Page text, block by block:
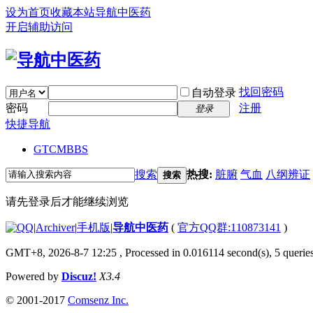
设为首页收藏本站导航中医药
开启辅助访问
自动登录 找回密码
密码
登录
注册
快捷导航
GTCMBBS
搜索 搜索 热搜: 脏腑 气血 八纲辨证
请先登录后才能继续浏览
|Archiver|手机版|导航中医药 ( 官方QQ群:110873141 )
GMT+8, 2026-8-7 12:25 , Processed in 0.016114 second(s), 5
Powered by Discuz! X3.4
© 2001-2017 Comsenz Inc.